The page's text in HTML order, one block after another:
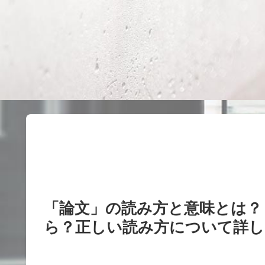
「論文」の読み方と意味とは
ら？正しい読み方について詳